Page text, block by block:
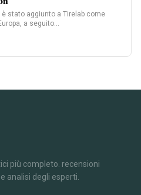
stato aggiunto a Tirelab come
a seguito…
più completo. recensioni
analisi degli esperti.